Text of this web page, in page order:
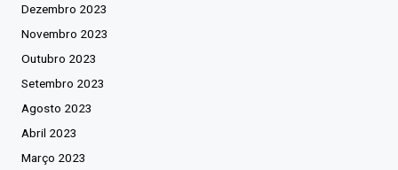
Dezembro 2023
Novembro 2023
Outubro 2023
Setembro 2023
Agosto 2023
Abril 2023
Março 2023